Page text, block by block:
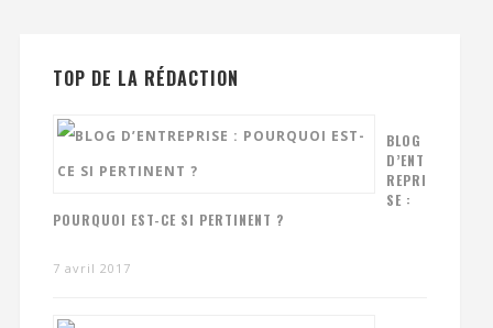
TOP DE LA RÉDACTION
BLOG
D’ENT
REPRI
SE :
POURQUOI EST-CE SI PERTINENT ?
7 avril 2017